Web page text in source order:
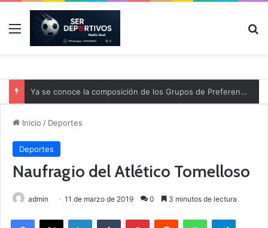
Menú
Ya se conoce la composición de los Grupos de Preferente y el calendario
Inicio / Deportes
Deportes
Naufragio del Atlético Tomelloso
admin 11 de marzo de 2019 0 3 minutos de lectura